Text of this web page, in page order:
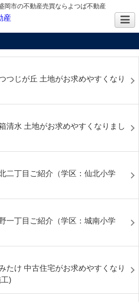
岡市の不動産売買ならよつば不動産
つじが丘 土地がお求めやすくなり
清水 土地がお求めやすくなりまし
二丁目ご紹介（学区：仙北小学
一丁目ご紹介（学区：城南小学
たけ 中古住宅がお求めやすくなり
)